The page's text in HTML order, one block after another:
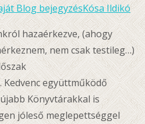
Blog bejegyzésKósa Ildikó
hazaérkezve, (ahogy
nem csak testileg…)
együttműködő
Könyvtárakkal is
jóleső meglepettséggel